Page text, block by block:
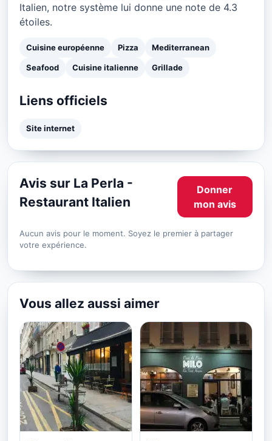
Italien, notre système lui donne une note de 4.3
étoiles.
Cuisine européenne Pizza Mediterranean
Seafood Cuisine italienne Grillade
Liens officiels
Site internet
Avis sur La Perla -
Restaurant Italien
Donner
mon avis
Aucun avis pour le moment. Soyez le premier à partager
votre expérience.
Vous allez aussi aimer